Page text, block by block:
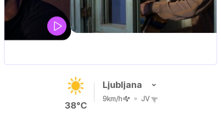
ZUFFA BOXING 10
38°C
Ljubljana
9km/h JV